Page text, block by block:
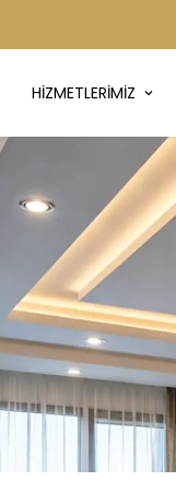
HİZMETLERİMİZ